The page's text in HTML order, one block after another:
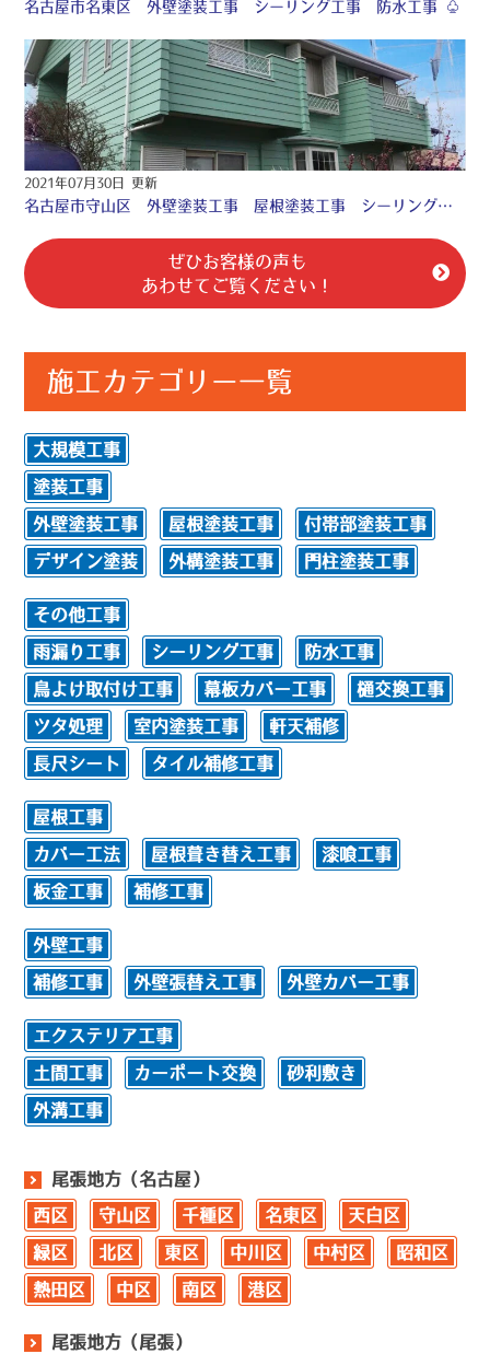
名古屋市名東区 外壁塗装工事 シーリング工事 防水工事 ♧
2021年07月30日 更新
名古屋市守山区 外壁塗装工事 屋根塗装工事 シーリング工事 防水工事 ♧
ぜひお客様の声も
あわせてご覧ください！
施工カテゴリー一覧
大規模工事
塗装工事
外壁塗装工事 屋根塗装工事 付帯部塗装工事
デザイン塗装 外構塗装工事 門柱塗装工事
その他工事
雨漏り工事 シーリング工事 防水工事
鳥よけ取付け工事 幕板カバー工事 樋交換工事
ツタ処理 室内塗装工事 軒天補修
長尺シート タイル補修工事
屋根工事
カバー工法 屋根葺き替え工事 漆喰工事
板金工事 補修工事
外壁工事
補修工事 外壁張替え工事 外壁カバー工事
エクステリア工事
土間工事 カーポート交換 砂利敷き
外溝工事
尾張地方（名古屋）
西区 守山区 千種区 名東区 天白区
緑区 北区 東区 中川区 中村区 昭和区
熱田区 中区 南区 港区
尾張地方（尾張）